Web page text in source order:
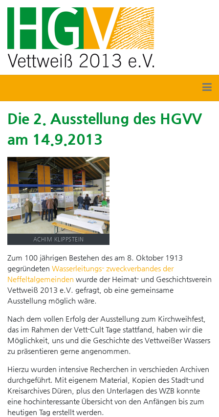
Die 2. Ausstellung des HGVV
am 14.9.2013
ACHIM KLIPPSTEIN
Zum 100 jährigen Bestehen des am 8. Oktober 1913
gegründeten Wasserleitungs- zweckverbandes der
Neffeltalgemeinden wurde der Heimat- und Geschichtsverein
Vettweiß 2013 e.V. gefragt, ob eine gemeinsame
Ausstellung möglich wäre.
Nach dem vollen Erfolg der Ausstellung zum Kirchweihfest,
das im Rahmen der Vett-Cult Tage stattfand, haben wir die
Möglichkeit, uns und die Geschichte des Vettweißer Wassers
zu präsentieren gerne angenommen.
Hierzu wurden intensive Recherchen in verschieden Archiven
durchgeführt. Mit eigenem Material, Kopien des Stadt-und
Kreisarchives Düren, plus den Unterlagen des WZB konnte
eine hochinteressante Übersicht von den Anfängen bis zum
heutigen Tag erstellt werden.